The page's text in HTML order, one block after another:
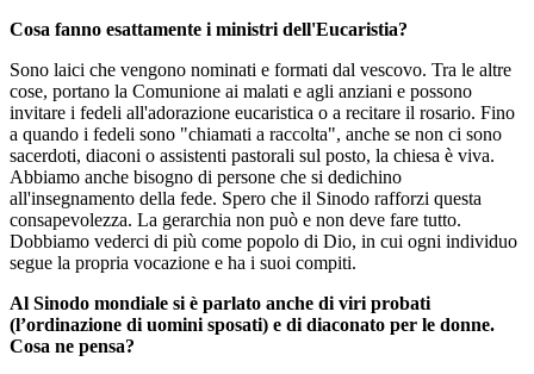
Cosa fanno esattamente i ministri dell'Eucaristia?
Sono laici che vengono nominati e formati dal vescovo. Tra le altre
cose, portano la Comunione ai malati e agli anziani e possono
invitare i fedeli all'adorazione eucaristica o a recitare il rosario. Fino
a quando i fedeli sono "chiamati a raccolta", anche se non ci sono
sacerdoti, diaconi o assistenti pastorali sul posto, la chiesa è viva.
Abbiamo anche bisogno di persone che si dedichino
all'insegnamento della fede. Spero che il Sinodo rafforzi questa
consapevolezza. La gerarchia non può e non deve fare tutto.
Dobbiamo vederci di più come popolo di Dio, in cui ogni individuo
segue la propria vocazione e ha i suoi compiti.
Al Sinodo mondiale si è parlato anche di viri probati
(l’ordinazione di uomini sposati) e di diaconato per le donne.
Cosa ne pensa?